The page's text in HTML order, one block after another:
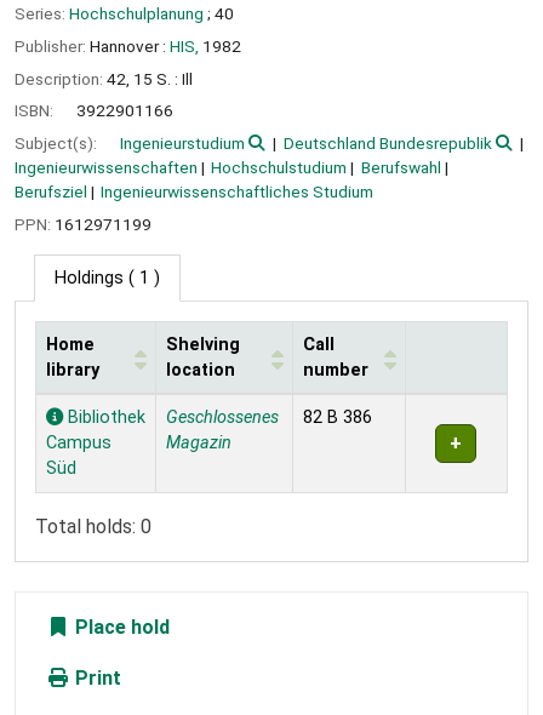
Series: Hochschulplanung ; 40
Publisher: Hannover : HIS, 1982
Description: 42, 15 S. : Ill
ISBN:
3922901166
Subject(s):
Ingenieurstudium
Deutschland Bundesrepublik
Ingenieurwissenschaften
Hochschulstudium
Berufswahl
Berufsziel
Ingenieurwissenschaftliches Studium
PPN: 1612971199
Holdings ( 1 )
Holdings
Home
library
Shelving
location
Call
number
Bibliothek
Campus
Süd
Geschlossenes
Magazin
82 B 386
Total holds: 0
Place hold
Print